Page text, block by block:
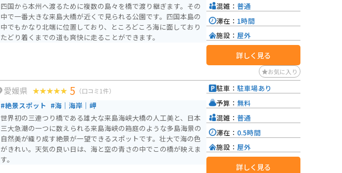
四国から本州へ渡るために複数の島々を橋で渡り継ぎます。その
中で一番大きな来島大橋が近くで見られる公園です。四国本島の
中でもかなり北端に位置しており、ところどころ海に面しており
たどり着くまでの道も爽快に走ることができます。
混雑： 普通
滞在： 1時間
施設： 屋外
詳しく見る
お気に入り
愛媛県 5 （口コミ1件）
#絶景スポット #海｜海岸｜岬
世界初の三連つり橋である雄大な来島海峡大橋の人工美と、日本
三大急潮の一つに数えられる来島海峡の箱庭のような多島海景の
自然美が織り成す絶景が一望できるスポットです。壮大で海の色
がきれい。天気の良い日は、海と空の青さの中でこの橋が映えま
す。
駐車： 駐車場あり
予算： 無料
混雑： 普通
滞在： 0.5時間
施設： 屋外
詳しく見る